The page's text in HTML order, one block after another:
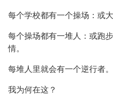
每个学校都有一个操场：或
每个操场都有一堆人：或跑
情。
每堆人里就会有一个逆行者。
我为何在这？